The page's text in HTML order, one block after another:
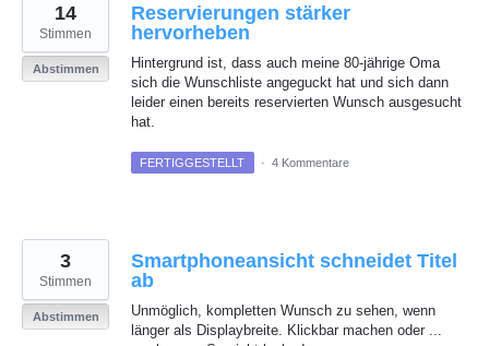
Reservierungen stärker
hervorheben
Hintergrund ist, dass auch meine 80-jährige Oma
sich die Wunschliste angeguckt hat und sich dann
leider einen bereits reservierten Wunsch ausgesucht
hat.
14
Stimmen
Abstimmen
FERTIGGESTELLT · 4 Kommentare
Smartphoneansicht schneidet Titel
ab
Unmöglich, kompletten Wunsch zu sehen, wenn
länger als Displaybreite. Klickbar machen oder ...
3
Stimmen
Abstimmen